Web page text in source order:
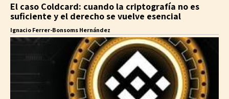
El caso Coldcard: cuando la criptografía no es
suficiente y el derecho se vuelve esencial
Ignacio Ferrer-Bonsoms Hernández